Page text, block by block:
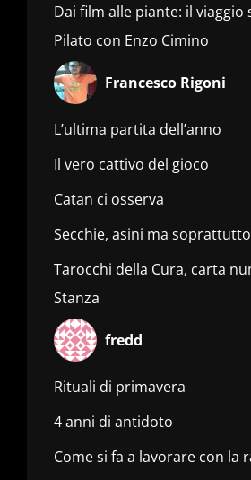
Dai film alle piante: il viaggio
Pilato con Enzo Cimino
Francesco Rigoni
L’ultima partita dell’anno
Il vero cattivo del gioco
Catan ci osserva
Secchie, asini ma
Tarocchi della Cura, carta
Stanza
fredd
Rituali di primavera
4 anni di antidoto
Come si fa a lavorare con la